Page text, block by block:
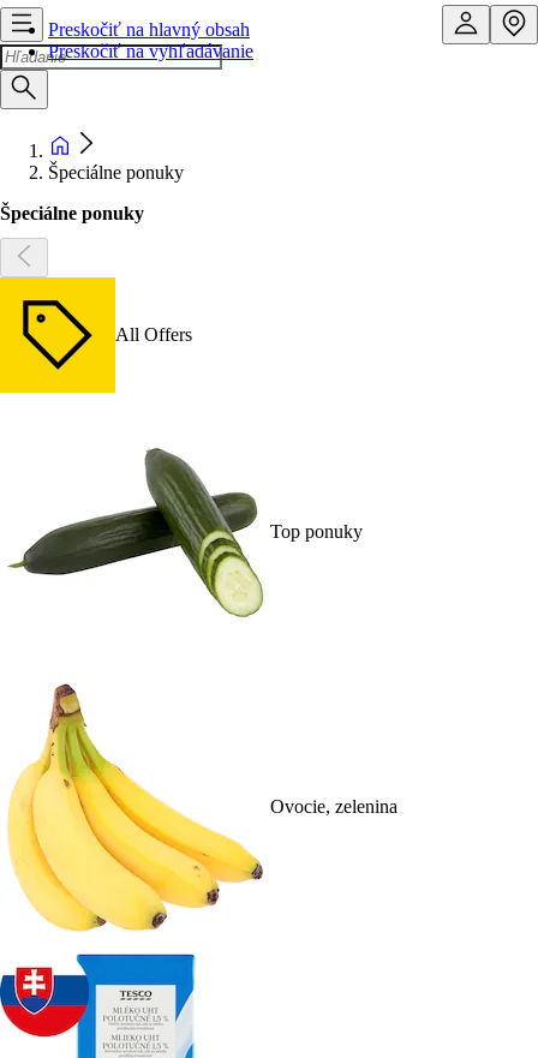
Preskočiť na hlavný obsah
Preskočiť na vyhľadávanie
Špeciálne ponuky
Špeciálne ponuky
All Offers
Top ponuky
Ovocie, zelenina